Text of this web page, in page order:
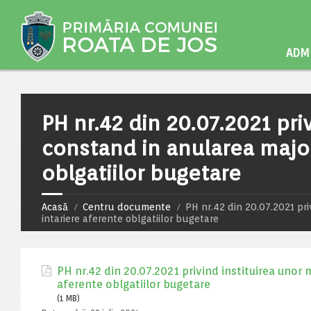
PH nr.42 din 20.07.2021
constand in anularea
oblgatiilor bugetare
Acasă Centru documente
PH nr.42 din 20.07.2021
intariere aferente oblgatiilor bugetare
PH nr.42 din 20.07.2021 privind instituirea
aferente oblgatiilor bugetare
(1 MB)